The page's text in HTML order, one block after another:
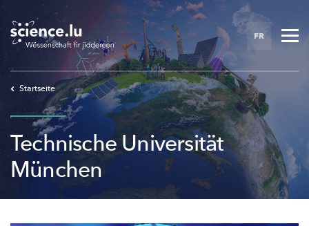
Skip
to
main
content
FR
Startseite
Technische Universität
München